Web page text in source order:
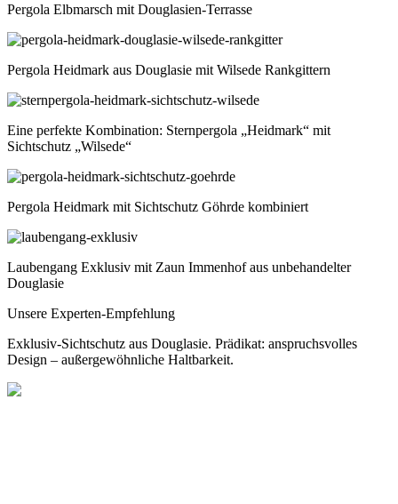
Pergola Elbmarsch mit Douglasien-Terrasse
Pergola Heidmark aus Douglasie mit Wilsede Rankgittern
Eine perfekte Kombination: Sternpergola „Heidmark“ mit
Sichtschutz „Wilsede“
Pergola Heidmark mit Sichtschutz Göhrde kombiniert
Laubengang Exklusiv mit Zaun Immenhof aus unbehandelter
Douglasie
Unsere Experten-Empfehlung
Exklusiv-Sichtschutz aus Douglasie. Prädikat: anspruchsvolles
Design – außergewöhnliche Haltbarkeit.